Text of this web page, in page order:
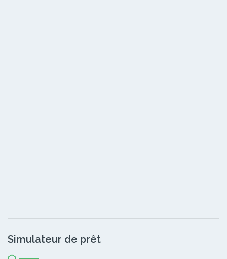
Simulateur de prêt